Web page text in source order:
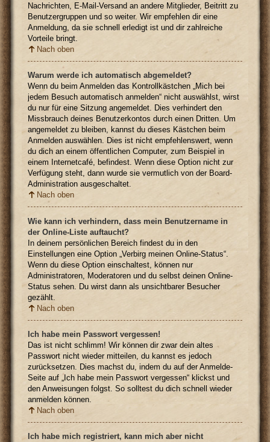
Nachrichten, E-Mail-Versand an andere Mitglieder, Beitritt zu
Benutzergruppen und so weiter. Wir empfehlen dir eine
Anmeldung, da sie schnell erledigt ist und dir zahlreiche
Vorteile bringt.
Nach oben
Warum werde ich automatisch abgemeldet?
Wenn du beim Anmelden das Kontrollkästchen „Mich bei
jedem Besuch automatisch anmelden“ nicht auswählst, wirst
du nur für eine Sitzung angemeldet. Dies verhindert den
Missbrauch deines Benutzerkontos durch einen Dritten. Um
angemeldet zu bleiben, kannst du dieses Kästchen beim
Anmelden auswählen. Dies ist nicht empfehlenswert, wenn
du dich an einem öffentlichen Computer, zum Beispiel in
einem Internetcafé, befindest. Wenn diese Option nicht zur
Verfügung steht, dann wurde sie vermutlich von der Board-
Administration ausgeschaltet.
Nach oben
Wie kann ich verhindern, dass mein Benutzername in
der Online-Liste auftaucht?
In deinem persönlichen Bereich findest du in den
Einstellungen eine Option „Verbirg meinen Online-Status“.
Wenn du diese Option einschaltest, können nur
Administratoren, Moderatoren und du selbst deinen Online-
Status sehen. Du wirst dann als unsichtbarer Besucher
gezählt.
Nach oben
Ich habe mein Passwort vergessen!
Das ist nicht schlimm! Wir können dir zwar dein altes
Passwort nicht wieder mitteilen, du kannst es jedoch
zurücksetzen. Dies machst du, indem du auf der Anmelde-
Seite auf „Ich habe mein Passwort vergessen“ klickst und
den Anweisungen folgst. So solltest du dich schnell wieder
anmelden können.
Nach oben
Ich habe mich registriert, kann mich aber nicht